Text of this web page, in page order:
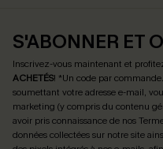
S'ABONNER ET
Inscrivez-vous maintenant et
ACHETÉS! *Un code par
soumettant votre adresse e-mail,
marketing (y compris du contenu
avoir pris connaissance de nos
données collectées sur notre site